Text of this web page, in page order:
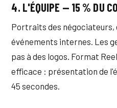
4. L'ÉQUIPE — 15 % DU
Portraits des négociateurs,
événements internes. Les
pas à des logos. Format
efficace : présentation de
45 secondes.